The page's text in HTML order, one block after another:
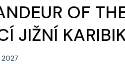
OF
JIŽNÍ
2027